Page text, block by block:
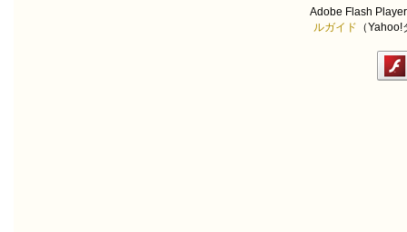
Adobe Flash
ルガイド （